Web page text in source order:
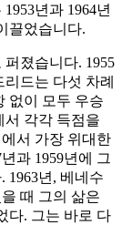
년과 1964년
끌었습니다.
졌습니다. 1955
드는 다섯 차례
없이 모두 우승
서 각각 득점을
서 가장 위대한
과 1959년에 그
1963년, 베네수
때 그의 삶은
다. 그는 바로 다